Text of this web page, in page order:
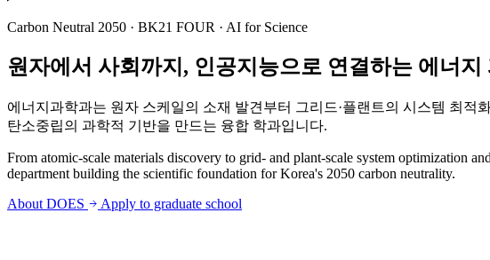
Carbon Neutral 2050 · BK21 FOUR · AI for Science
원자에서 사회까지, 인공지능으로 연결하는 에너지
에너지과학과는 원자 스케일의 소재 발견부터 그리드·플랜트의 시스템 최
탄소중립의 과학적 기반을 만드는 융합 학과입니다.
From atomic-scale materials discovery to grid- and plant-scale system optimization
department building the scientific foundation for Korea's 2050 carbon neutrality.
About DOES
Apply to graduate school